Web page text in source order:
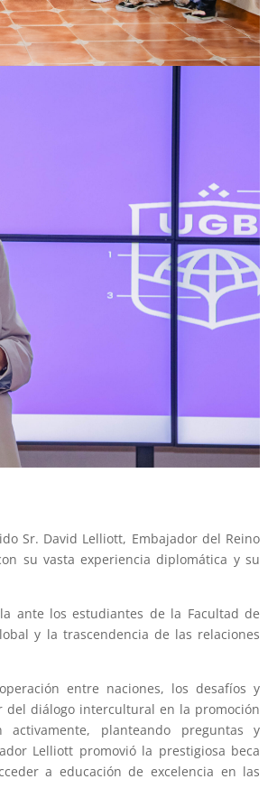
Sr. David Lelliott, Embajador del Reino
su vasta experiencia diplomática y su
ante los estudiantes de la Facultad de
y la trascendencia de las relaciones
entre naciones, los desafíos y
diálogo intercultural en la promoción
planteando preguntas y
Lelliott promovió la prestigiosa beca
a educación de excelencia en las